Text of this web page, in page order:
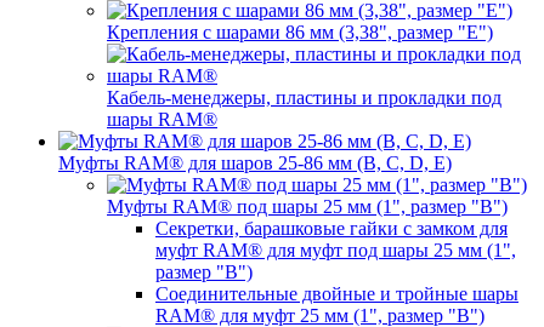
Крепления с шарами 86 мм (3,38", размер "E")
Кабель-менеджеры, пластины и прокладки под
шары RAM®
Муфты RAM® для шаров 25-86 мм (B, C, D, E)
Муфты RAM® под шары 25 мм (1", размер "B")
Секретки, барашковые гайки с замком для
муфт RAM® для муфт под шары 25 мм (1",
размер "B")
Соединительные двойные и тройные шары
RAM® для муфт 25 мм (1", размер "B")